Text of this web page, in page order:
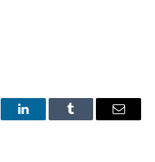
LinkedInTumblr Email